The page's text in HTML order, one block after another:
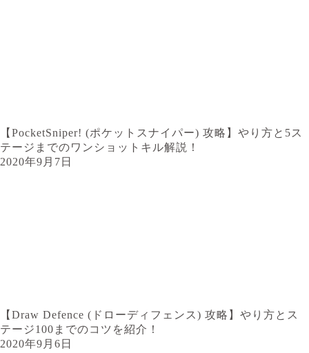
【PocketSniper! (ポケットスナイパー) 攻略】やり方と5ス
テージまでのワンショットキル解説！
2020年9月7日
【Draw Defence (ドローディフェンス) 攻略】やり方とス
テージ100までのコツを紹介！
2020年9月6日